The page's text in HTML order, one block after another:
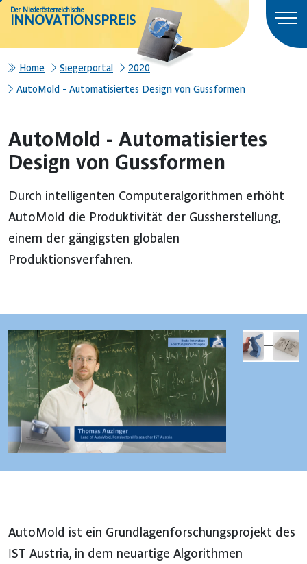
Der Niederösterreichische
INNOVATIONSPREIS
Home Siegerportal
2020
AutoMold - Automatisiertes Design von Gussformen
AutoMold - Automatisiertes
Design von Gussformen
Durch intelligenten Computeralgorithmen erhöht
AutoMold die Produktivität der Gussherstellung,
einem der gängigsten globalen
Produktionsverfahren.
AutoMold ist ein Grundlagenforschungsprojekt des
IST Austria, in dem neuartige Algorithmen